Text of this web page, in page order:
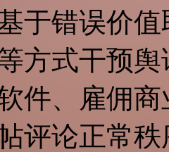
于错误价
方式干预
件、雇佣
评论正常